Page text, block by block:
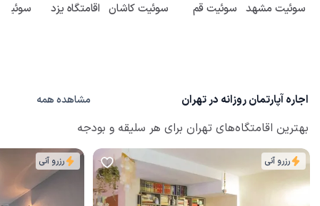
سوئیت مشهد سوئیت قم سوئیت کاشان اقامتگاه یزد سوئیت
اجاره آپارتمان روزانه در تهران مشاهده همه
بهترین اقامتگاه‌های تهران برای هر سلیقه و بودجه
رزرو آنی رزرو آنی